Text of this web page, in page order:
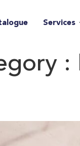
Services
: